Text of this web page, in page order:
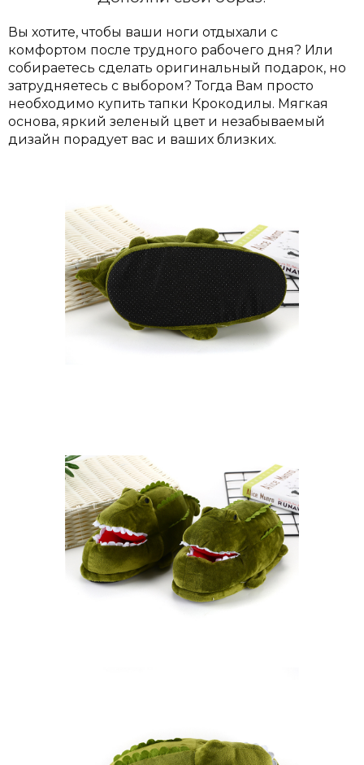
Вы хотите, чтобы ваши ноги отдыхали с
комфортом после трудного рабочего дня? Или
собираетесь сделать оригинальный подарок, но
затрудняетесь с выбором?Тогда Вам просто
необходимо купить тапки Крокодилы. Мягкая
основа, яркий зеленый цвет и незабываемый
дизайн порадует вас и ваших близких.